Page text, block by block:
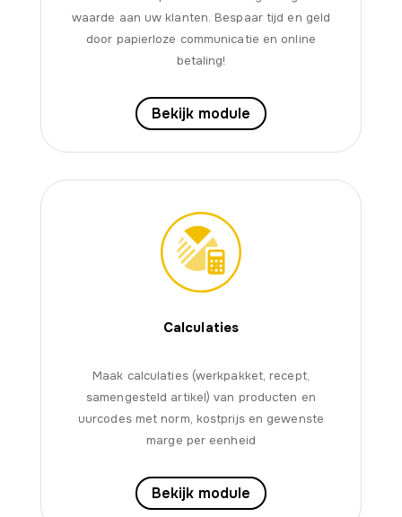
waarde aan uw klanten. Bespaar tijd en geld
door papierloze communicatie en online
betaling!
Bekijk module
Calculaties
Maak calculaties (werkpakket, recept,
samengesteld artikel) van producten en
uurcodes met norm, kostprijs en gewenste
marge per eenheid
Bekijk module